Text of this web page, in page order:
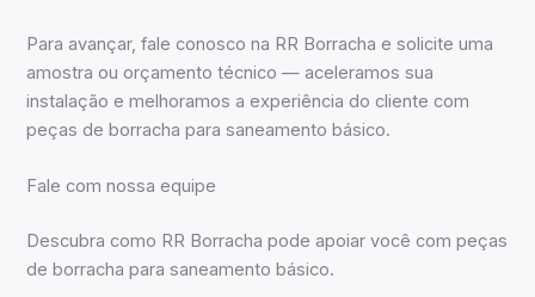
Para avançar, fale conosco na RR Borracha e solicite uma
amostra ou orçamento técnico — aceleramos sua
instalação e melhoramos a experiência do cliente com
peças de borracha para saneamento básico.
Fale com nossa equipe
Descubra como RR Borracha pode apoiar você com peças
de borracha para saneamento básico.